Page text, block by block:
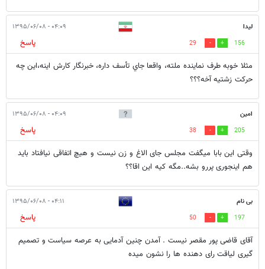
ليدا ۰۴:۰۹ - ۱۳۹۵/۰۶/۰۸
156
29
پاسخ
مثلا خوبه طرف نماينده ملته، واقعا جاي تأسف داره، خبرنگار كارش اينه،اين چه
حركت زشتيه آخه؟؟؟
امین ۰۴:۰۹ - ۱۳۹۵/۰۶/۰۸
205
38
پاسخ
وقتی این بابا میگفت مجلس جای الاغ و زن نیست و هیچ اتفاقی نیافتاد باید
هم اینجوری پررو بشه..مگه کیه این اقا؟؟
بی نام ۰۴:۱۱ - ۱۳۹۵/۰۶/۰۸
197
50
پاسخ
آقای قاضی پور مقصر نیست . آمدن چنین آدمایی به عرصه سیاست و تصمیم
گیری لیاقت رای دهنده ها را نشون میده